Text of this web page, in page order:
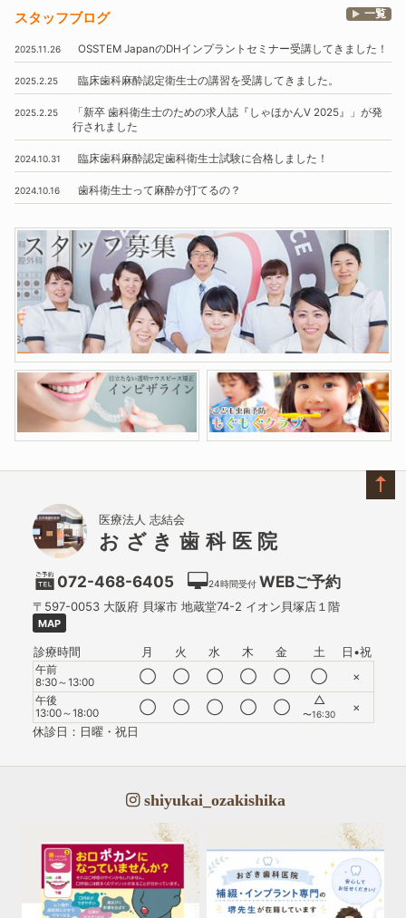
スタッフブログ 一覧
2025.11.26 OSSTEM JapanのDHインプラントセミナー受講してきました！
2025.2.25 臨床歯科麻酔認定衛生士の講習を受講してきました。
2025.2.25 「新卒 歯科衛生士のための求人誌『しゃほかんV 2025』」 が発
行されました
2024.10.31 臨床歯科麻酔認定歯科衛生士試験に合格しました！
2024.10.16 歯科衛生士って麻酔が打てるの？
医療法人 志結会
おざき歯科医院
072-468-6405 24時間受付 WEBご予約
〒597-0053 大阪府 貝塚市 地蔵堂74-2 イオン貝塚店１階
MAP
診療時間 月 火 水 木 金 土 日•祝
午前
8:30～13:00
◯ ◯ ◯ ◯ ◯ ◯ ×
午後
13:00～18:00
◯ ◯ ◯ ◯ ◯ △
〜16:30
×
休診日：日曜・祝日
shiyukai_ozakishika